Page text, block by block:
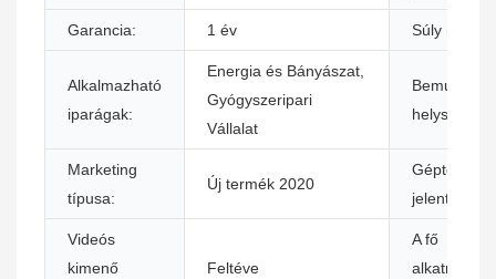
Garancia: 1 év Súly (kg):
Alkalmazható
iparágak:
Energia és Bányászat,
Gyógyszeripari
Vállalat
helyszíne:
Marketing
típusa:
Új termék 2020
Gépteszt-
jelentés:
Videós
kimenő
Feltéve
A fő
alkatrészek